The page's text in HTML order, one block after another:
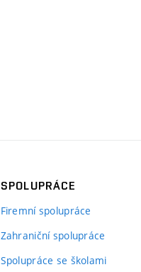
SPOLUPRÁCE
Firemní spolupráce
Zahraniční spolupráce
Spolupráce se školami